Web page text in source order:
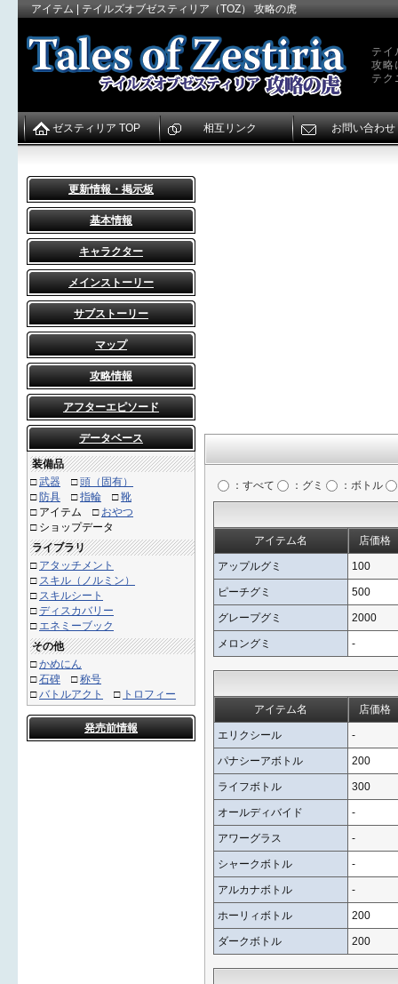
アイテム | テイルズオブゼスティリア（TOZ） 攻略の虎
テイ
攻略
テク
更新情報・掲示板
基本情報
キャラクター
メインストーリー
サブストーリー
マップ
攻略情報
アフターエピソード
データベース
装備品
□武器 □頭（固有）
□ 防具 □指輪 □靴
□ アイテム □ おやつ
□ ショップデータ
ライブラリ
□ アタッチメント
□ スキル（ノルミン）
□ スキルシート
□ディスカバリー
□ エネミーブック
その他
□かめにん
□石碑 □称号
□バトルアクト □ トロフィー
発売前情報
：すべて ：グミ ：ボトル
アイテム名 店価格
アップルグミ 100
ピーチグミ 500
グレープグミ 2000
メロングミ -
アイテム名 店価格
エリクシール -
パナシーアボトル 200
ライフボトル 300
オールディバイド -
アワーグラス -
シャークボトル -
アルカナボトル -
ホーリィボトル 200
ダークボトル 200
ゼスティリア TOP 相互リンク お問い合わせ